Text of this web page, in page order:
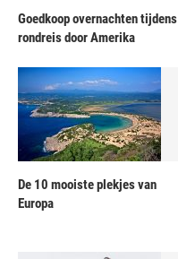
Goedkoop overnachten tijdens
rondreis door Amerika
De 10 mooiste plekjes van
Europa